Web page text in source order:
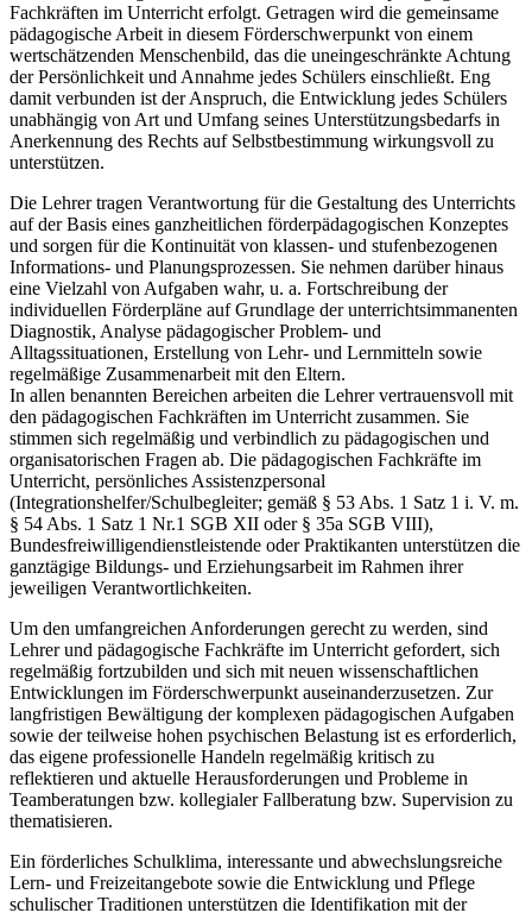
Fachkräften im Unterricht erfolgt. Getragen wird die gemeinsame
pädagogische Arbeit in diesem Förderschwerpunkt von einem
wertschätzenden Menschenbild, das die uneingeschränkte Achtung
der Persönlichkeit und Annahme jedes Schülers einschließt. Eng
damit verbunden ist der Anspruch, die Entwicklung jedes Schülers
unabhängig von Art und Umfang seines Unterstützungsbedarfs in
Anerkennung des Rechts auf Selbstbestimmung wirkungsvoll zu
unterstützen.
Die Lehrer tragen Verantwortung für die Gestaltung des Unterrichts
auf der Basis eines ganzheitlichen förderpädagogischen Konzeptes
und sorgen für die Kontinuität von klassen- und stufenbezogenen
Informations- und Planungsprozessen. Sie nehmen darüber hinaus
eine Vielzahl von Aufgaben wahr, u. a. Fortschreibung der
individuellen Förderpläne auf Grundlage der unterrichtsimmanenten
Diagnostik, Analyse pädagogischer Problem- und
Alltagssituationen, Erstellung von Lehr- und Lernmitteln sowie
regelmäßige Zusammenarbeit mit den Eltern.
In allen benannten Bereichen arbeiten die Lehrer vertrauensvoll mit
den pädagogischen Fachkräften im Unterricht zusammen. Sie
stimmen sich regelmäßig und verbindlich zu pädagogischen und
organisatorischen Fragen ab. Die pädagogischen Fachkräfte im
Unterricht, persönliches Assistenzpersonal
(Integrationshelfer/Schulbegleiter; gemäß § 53 Abs. 1 Satz 1 i. V. m.
§ 54 Abs. 1 Satz 1 Nr.1 SGB XII oder § 35a SGB VIII),
Bundesfreiwilligendienstleistende oder Praktikanten unterstützen die
ganztägige Bildungs- und Erziehungsarbeit im Rahmen ihrer
jeweiligen Verantwortlichkeiten.
Um den umfangreichen Anforderungen gerecht zu werden, sind
Lehrer und pädagogische Fachkräfte im Unterricht gefordert, sich
regelmäßig fortzubilden und sich mit neuen wissenschaftlichen
Entwicklungen im Förderschwerpunkt auseinanderzusetzen. Zur
langfristigen Bewältigung der komplexen pädagogischen Aufgaben
sowie der teilweise hohen psychischen Belastung ist es erforderlich,
das eigene professionelle Handeln regelmäßig kritisch zu
reflektieren und aktuelle Herausforderungen und Probleme in
Teamberatungen bzw. kollegialer Fallberatung bzw. Supervision zu
thematisieren.
Ein förderliches Schulklima, interessante und abwechslungsreiche
Lern- und Freizeitangebote sowie die Entwicklung und Pflege
schulischer Traditionen unterstützen die Identifikation mit der